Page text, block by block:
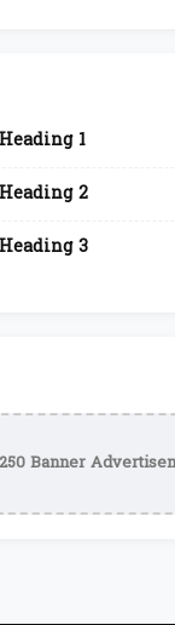
1
2
3
Banner